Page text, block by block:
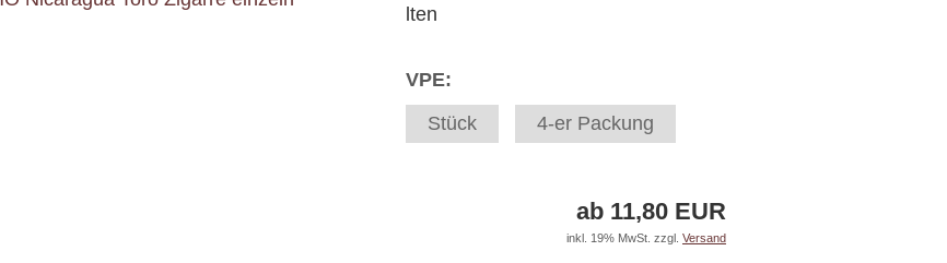
lten
VPE:
Stück
4-er Packung
ab 11,80 EUR
inkl. 19% MwSt. zzgl. Versand